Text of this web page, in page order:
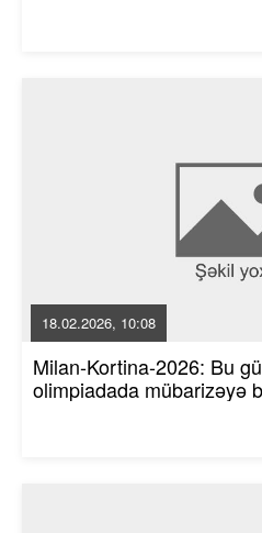
18.02.2026, 10:08
Milan-Kortina-2026: Bu
olimpiadada mübarizəyə